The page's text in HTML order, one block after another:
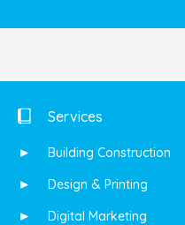
Services
Building Construction
Design & Printing
Digital Marketing